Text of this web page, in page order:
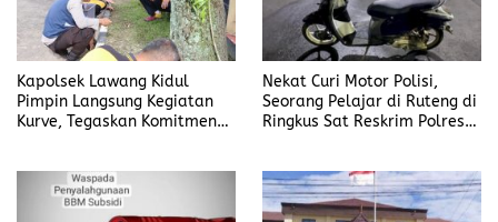
Kapolsek Lawang Kidul
Pimpin Langsung Kegiatan
Kurve, Tegaskan Komitmen
Nekat Curi Motor Polisi,
Seorang Pelajar di Ruteng di
Ringkus Sat Reskrim Polres